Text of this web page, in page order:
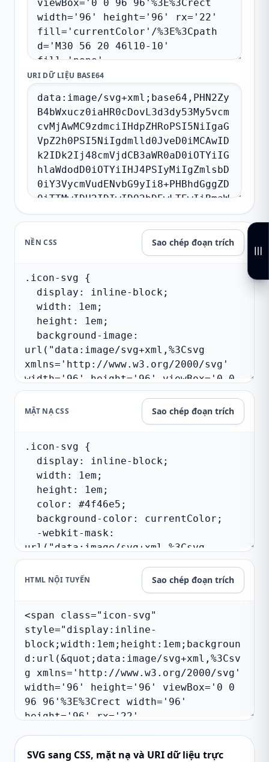
URI DỮ LIỆU BASE64
NỀN CSS Sao chép đoạn trích
MẶT NẠ CSS Sao chép đoạn trích
HTML NỘI TUYẾN Sao chép đoạn trích
SVG sang CSS, mặt nạ và URI dữ liệu trực